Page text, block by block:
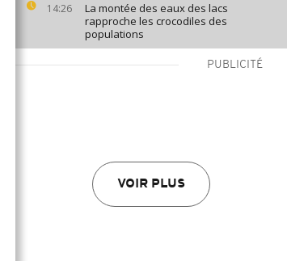
14:26
La montée des eaux des lacs
rapproche les crocodiles des
populations
PUBLICITÉ
VOIR PLUS